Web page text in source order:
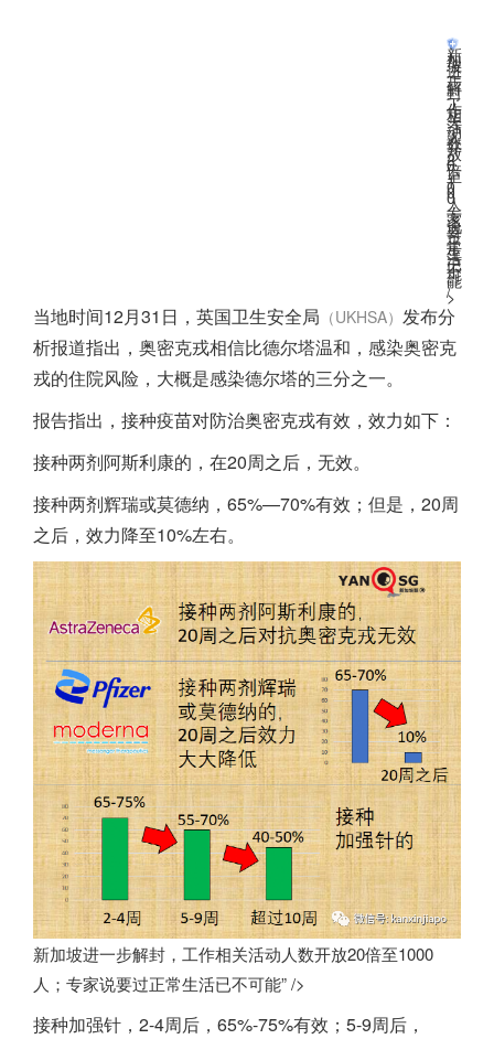
新
加
坡
进
一
步
解
封
，
工
作
相
关
活
动
人
数
开
放
2
0
倍
至
1
0
0
0
人
；
专
家
说
要
过
正
常
生
活
已
不
可
能
”
/>
当地时间12月31日，英国卫生安全局 （UKHSA） 发布分
析报道指出，奥密克戎相信比德尔塔温和，感染奥密克
戎的住院风险，大概是感染德尔塔的三分之一。
报告指出，接种疫苗对防治奥密克戎有效，效力如下：
接种两剂阿斯利康的，在20周之后，无效。
接种两剂辉瑞或莫德纳，65%—70%有效；但是，20周
之后，效力降至10%左右。
新加坡进一步解封，工作相关活动人数开放20倍至1000
人；专家说要过正常生活已不可能” />
接种加强针，2-4周后，65%-75%有效；5-9周后，